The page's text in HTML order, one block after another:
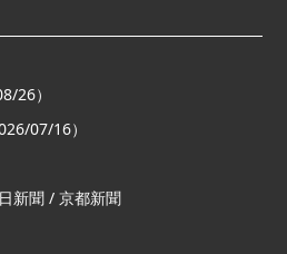
26）
07/16）
新聞 / 京都新聞